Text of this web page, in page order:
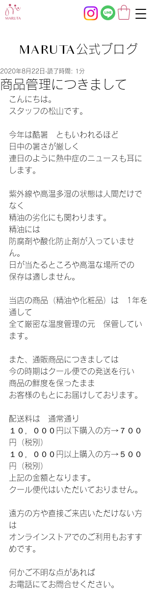
MARUTA公式ブログ
商品管理につきまして
2020年8月22日 読了時間: 1分
こんにちは。
スタッフの松山です。
今年は酷暑　ともいわれるほど
日中の暑さが厳しく
連日のように熱中症のニュースも耳に
します。
紫外線や高温多湿の状態は人間だけで
なく
精油の劣化にも関わります。
精油には
防腐剤や酸化防止剤が入っていませ
ん。
日が当たるところや高温な場所での
保存は適しません。
当店の商品（精油や化粧品）は　1年を
通して
全て厳密な温度管理の元　保管してい
ます。
また、通販商品につきましては
今の時期はクール便での発送を行い
商品の鮮度を保ったまま
お客様のもとにお届けしております。
配送料は　通常通り
１０，０００円以下購入の方→７００
円（税別）
１０，０００円以上購入の方→５００
円（税別）
上記の金額となります。
クール便代はいただいておりません。
遠方の方や直接ご来店いただけない方
は
オンラインストアでのご利用もおすす
めです。
何かご不明な点があれば
お電話にてお問合せください。